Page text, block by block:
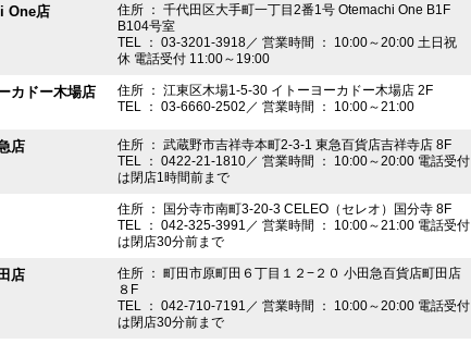
One店
住所 ： 千代田区大手町一丁目2番1号 Otemachi One B1F
B104号室
TEL ： 03-3201-3918／ 営業時間 ： 10:00～20:00 土日祝
休 電話受付 11:00～19:00
カドー木場店
住所 ： 江東区木場1-5-30 イトーヨーカドー木場店 2F
TEL ： 03-6660-2502／ 営業時間 ： 10:00～21:00
店
住所 ： 武蔵野市吉祥寺本町2-3-1 東急百貨店吉祥寺店 8F
TEL ： 0422-21-1810／ 営業時間 ： 10:00～20:00 電話受付
は閉店1時間前まで
住所 ： 国分寺市南町3-20-3 CELEO（セレオ）国分寺 8F
TEL ： 042-325-3991／ 営業時間 ： 10:00～21:00 電話受付
は閉店30分前まで
店
住所 ： 町田市原町田６丁目１２−２０ 小田急百貨店町田店
８F
TEL ： 042-710-7191／ 営業時間 ： 10:00～20:00 電話受付
は閉店30分前まで